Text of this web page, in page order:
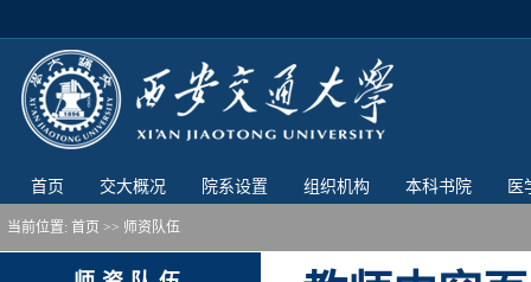
首页 交大概况 院系设置 组织机构 本科书院 医
当前位置: 首页 >> 师资队伍